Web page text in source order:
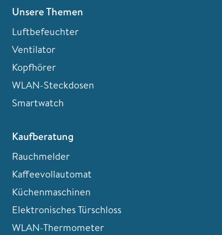
Unsere Themen
Luftbefeuchter
Ventilator
Kopfhörer
WLAN-Steckdosen
Smartwatch
Kaufberatung
Rauchmelder
Kaffeevollautomat
Küchenmaschinen
Elektronisches Türschloss
WLAN-Thermometer